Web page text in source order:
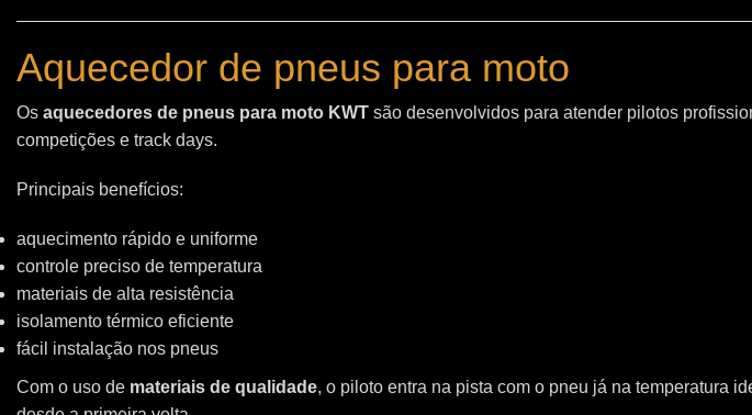
Aquecedor de pneus para moto
Os aquecedores de pneus para moto KWT são desenvolvidos para atender pilotos
competições e track days.
Principais benefícios:
aquecimento rápido e uniforme
controle preciso de temperatura
materiais de alta resistência
isolamento térmico eficiente
fácil instalação nos pneus
Com o uso de materiais de qualidade, o piloto entra na pista com o pneu já na temperatura